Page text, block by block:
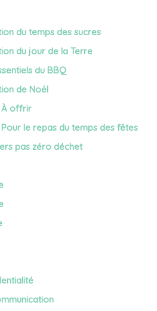
du temps des sucres
du jour de la Terre
du BBQ
de Noël
À offrir
Pour le repas du temps des fêtes
pas zéro déchet